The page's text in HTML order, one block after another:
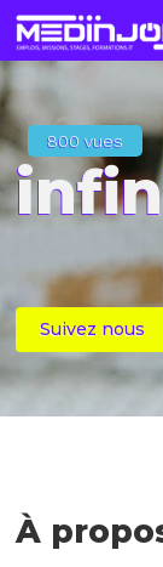
800 vues
Suivez nous
À